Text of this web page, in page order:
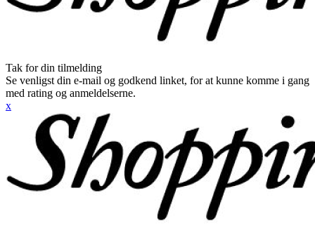
Tak for din tilmelding
Se venligst din e-mail og godkend linket, for at kunne komme i gang
med rating og anmeldelserne.
x